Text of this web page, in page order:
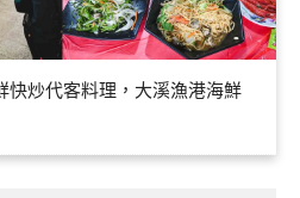
快炒代客料理，大溪漁港海鮮